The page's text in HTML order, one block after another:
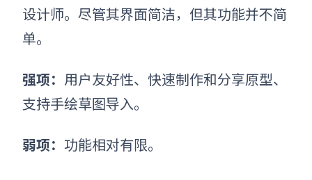
设计师。尽管其界面简洁，但其功能并不简
单。
强项： 用户友好性、快速制作和分享原型、
支持手绘草图导入。
弱项： 功能相对有限。